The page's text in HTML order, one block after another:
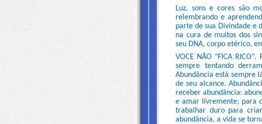
Luz, sons e cores são
relembrando e
parte de sua Divindade e
na cura de muitos dos
seu DNA, corpo etérico,
VOCE NÃO "FICA
sempre tentando
Abundância está sempre
de seu alcance.
receber abundância:
e amar livremente; para
trabalhar duro para
abundância, a vida se